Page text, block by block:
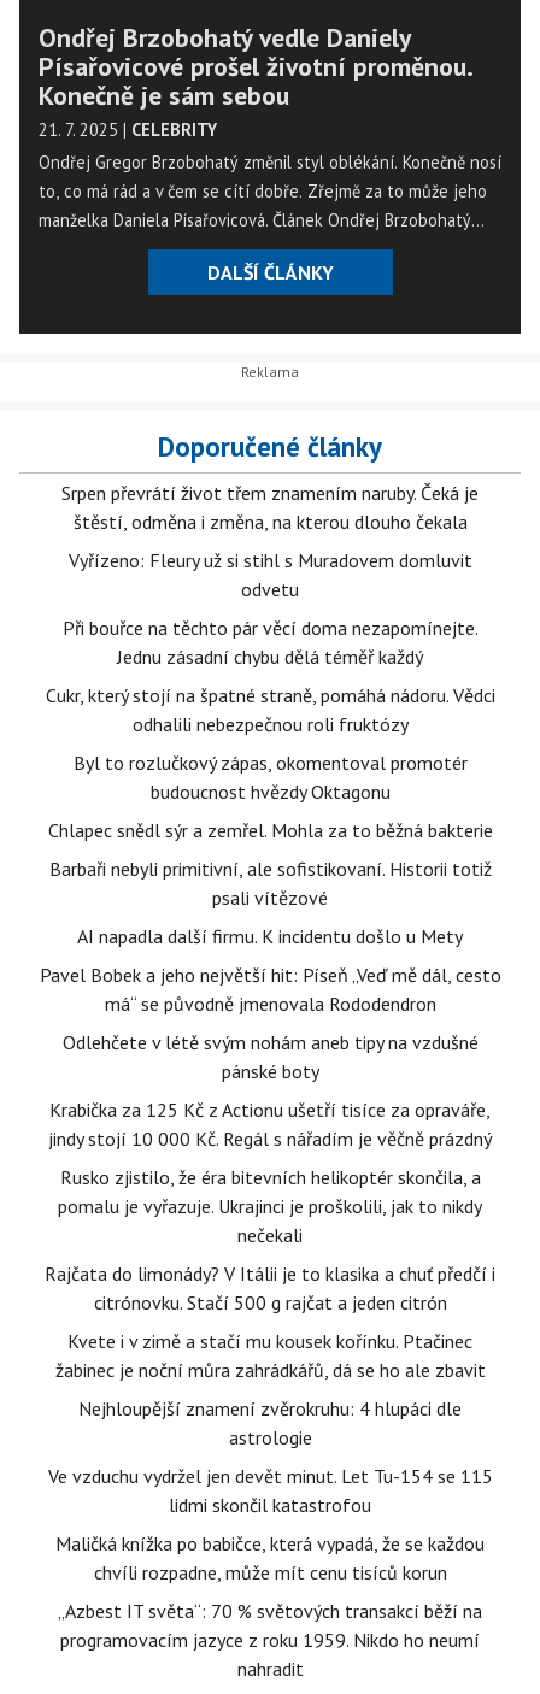
Ondřej Brzobohatý vedle Daniely
Písařovicové prošel životní proměnou.
Konečně je sám sebou
21. 7. 2025 | CELEBRITY
Ondřej Gregor Brzobohatý změnil styl oblékání. Konečně nosí
to, co má rád a v čem se cítí dobře. Zřejmě za to může jeho
manželka Daniela Písařovicová. Článek Ondřej Brzobohatý
vedle Daniely Písařovicové prošel životní proměnou. Konečně
je sám sebou se nejdříve objevil na Magazín Osobnosti.cz. ...
DALŠÍ ČLÁNKY
Doporučené články
Srpen převrátí život třem znamením naruby. Čeká je
štěstí, odměna i změna, na kterou dlouho čekala
Vyřízeno: Fleury už si stihl s Muradovem domluvit
odvetu
Při bouřce na těchto pár věcí doma nezapomínejte.
Jednu zásadní chybu dělá téměř každý
Cukr, který stojí na špatné straně, pomáhá nádoru. Vědci
odhalili nebezpečnou roli fruktózy
Byl to rozlučkový zápas, okomentoval promotér
budoucnost hvězdy Oktagonu
Chlapec snědl sýr a zemřel. Mohla za to běžná bakterie
Barbaři nebyli primitivní, ale sofistikovaní. Historii totiž
psali vítězové
AI napadla další firmu. K incidentu došlo u Mety
Pavel Bobek a jeho největší hit: Píseň „Veď mě dál, cesto
má“ se původně jmenovala Rododendron
Odlehčete v létě svým nohám aneb tipy na vzdušné
pánské boty
Krabička za 125 Kč z Actionu ušetří tisíce za opraváře,
jindy stojí 10 000 Kč. Regál s nářadím je věčně prázdný
Rusko zjistilo, že éra bitevních helikoptér skončila, a
pomalu je vyřazuje. Ukrajinci je proškolili, jak to nikdy
nečekali
Rajčata do limonády? V Itálii je to klasika a chuť předčí i
citrónovku. Stačí 500 g rajčat a jeden citrón
Kvete i v zimě a stačí mu kousek kořínku. Ptačinec
žabinec je noční můra zahrádkářů, dá se ho ale zbavit
Nejhloupější znamení zvěrokruhu: 4 hlupáci dle
astrologie
Ve vzduchu vydržel jen devět minut. Let Tu-154 se 115
lidmi skončil katastrofou
Maličká knížka po babičce, která vypadá, že se každou
chvíli rozpadne, může mít cenu tisíců korun
„Azbest IT světa“: 70 % světových transakcí běží na
programovacím jazyce z roku 1959. Nikdo ho neumí
nahradit